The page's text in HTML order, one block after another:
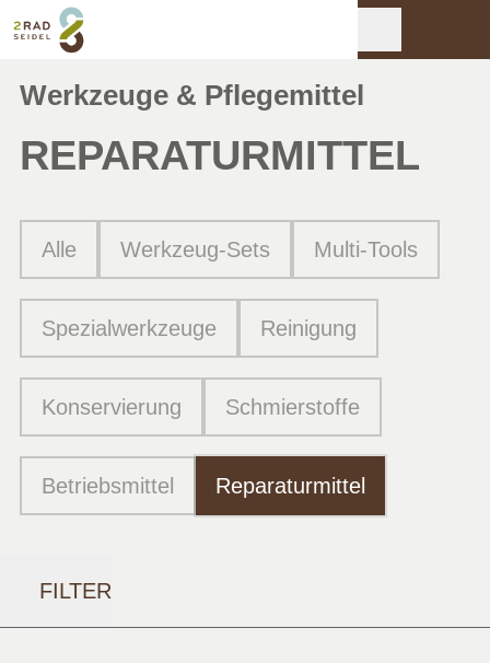
Werkzeuge & Pflegemittel
REPARATUR­MITTEL
Alle Werkzeug-Sets Multi-Tools
Spezialwerkzeuge Reinigung
Konservierung Schmierstoffe
Betriebsmittel Reparaturmittel
FILTER